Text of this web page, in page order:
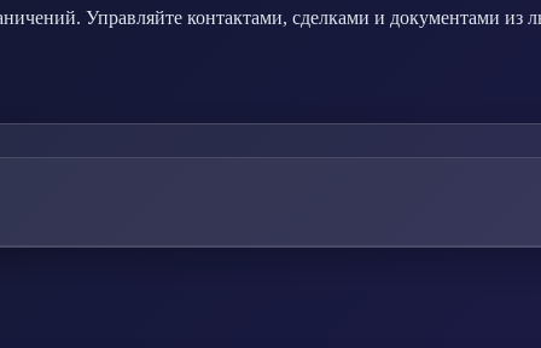
Управляйте контактами, сделками и документами из